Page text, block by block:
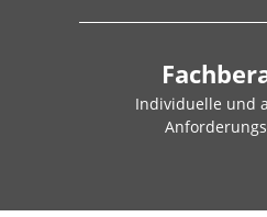
Individuelle und